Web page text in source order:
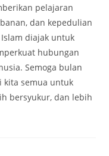
pelajaran
dan kepedulian
diajak untuk
hubungan
Semoga bulan
kita semua untuk
bersyukur, dan lebih